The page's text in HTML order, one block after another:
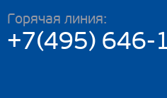
Горячая линия:
+7(495) 646-